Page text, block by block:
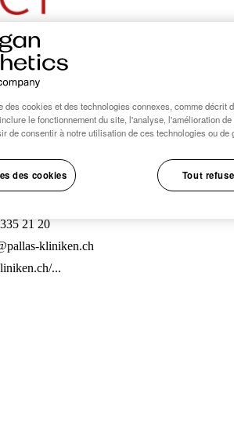
21 20
kliniken.ch
...
des cookies et des technologies connexes, comme décrit
le fonctionnement du site, l'analyse, l'amélioration
de consentir à notre utilisation de ces technologies ou de
Tout
des cookies